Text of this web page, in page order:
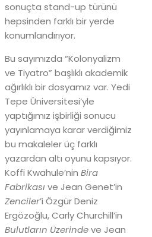
sonuçta stand-up türünü
hepsinden farklı bir yerde
konumlandırıyor.
Bu sayımızda “Kolonyalizm
ve Tiyatro” başlıklı akademik
ağırlıklı bir dosyamız var. Yedi
Tepe Üniversitesi’yle
yaptığımız işbirliği sonucu
yayınlamaya karar verdiğimiz
bu makaleler üç farklı
yazardan altı oyunu kapsıyor.
Koffi Kwahule’nin Bira
Fabrikası ve Jean Genet’in
Zenciler’i Özgür Deniz
Ergözoğlu, Carly Churchill’in
Bulutların Üzerindeve Jean